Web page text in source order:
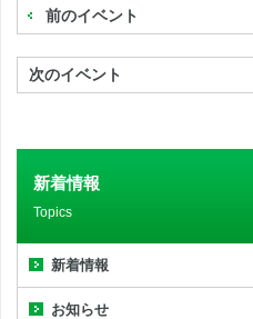
前のイベント
次のイベント
新着情報
Topics
新着情報
お知らせ